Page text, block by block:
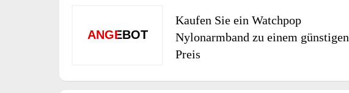
ANGEBOT
Kaufen Sie ein Watchpop
Nylonarmband zu einem günstigen
Preis